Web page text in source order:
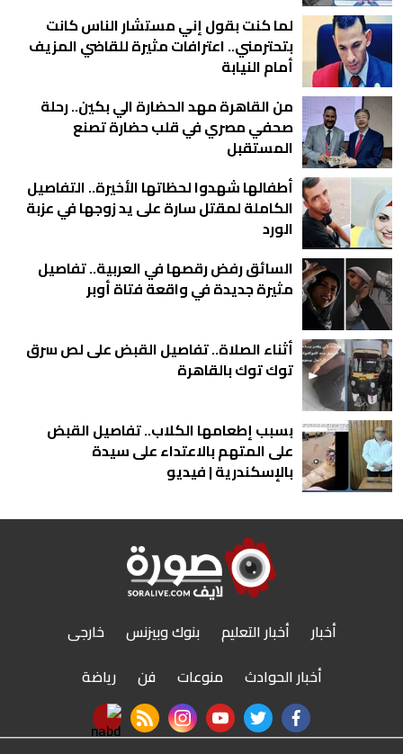
لما كنت بقول إني مستشار الناس كانت
بتحترمني.. اعترافات مثيرة للقاضي المزيف
أمام النيابة
من القاهرة مهد الحضارة الي بكين.. رحلة
صحفي مصري في قلب حضارة تصنع
المستقبل
أطفالها شهدوا لحظاتها الأخيرة.. التفاصيل
الكاملة لمقتل سارة على يد زوجها في عزبة
الورد
السائق رفض رقصها في العربية.. تفاصيل
مثيرة جديدة في واقعة فتاة أوبر
أثناء الصلاة.. تفاصيل القبض على لص سرق
توك توك بالقاهرة
بسبب إطعامها الكلاب.. تفاصيل القبض
على المتهم بالاعتداء على سيدة
بالإسكندرية | فيديو
أخبار أخبار التعليم بنوك وبيزنس
خارجى
أخبار الحوادث
منوعات فن
رياضة
facebook
twitter
youtube
instagram
rss feed
nabd app